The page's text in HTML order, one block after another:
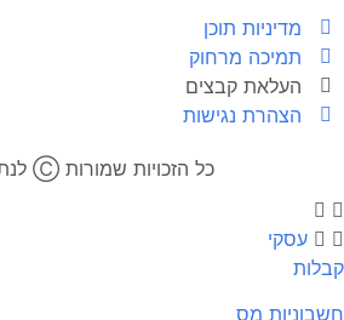
מדיניות תוכן
תמיכה מרחוק
העלאת קבצים
הצהרת נגישות
כל הזכויות שמורות Ⓒ לנתנאל פלג​
עסקי
מס